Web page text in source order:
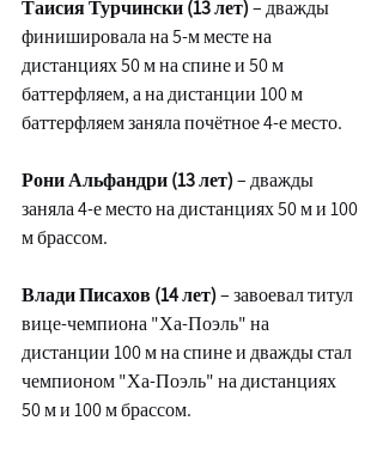
Таисия Турчински (13 лет) – дважды
финишировала на 5-м месте на
дистанциях 50 м на спине и 50 м
баттерфляем, а на дистанции 100 м
баттерфляем заняла почётное 4-е место.
Рони Альфандри (13 лет) – дважды
заняла 4-е место на дистанциях 50 м и 100
м брассом.
Влади Писахов (14 лет) – завоевал титул
вице-чемпиона "Ха-Поэль" на
дистанции 100 м на спине и дважды стал
чемпионом "Ха-Поэль" на дистанциях
50 м и 100 м брассом.